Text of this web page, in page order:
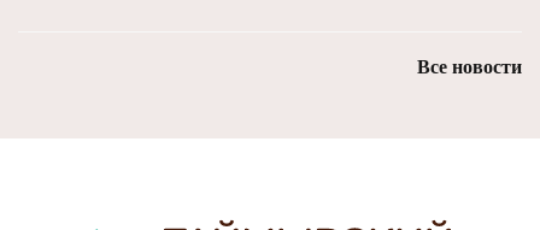
Все новости